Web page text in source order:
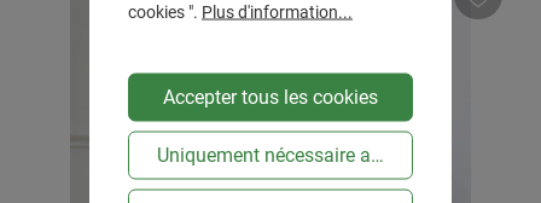
cookies ". Plus d'information...
Accepter tous les cookies
Uniquement nécessaire au niveau technique